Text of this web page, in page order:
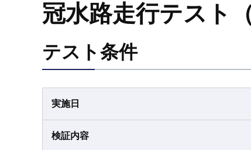
冠水路走行テスト
テスト条件
実施日
検証内容